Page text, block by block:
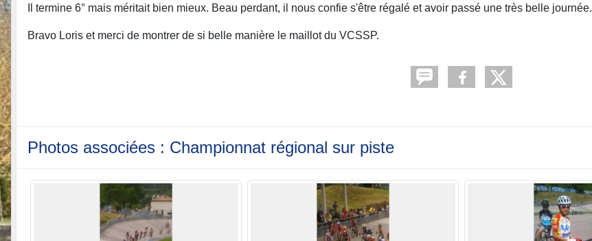
Il termine 6° mais méritait bien mieux. Beau perdant, il nous confie s'être régalé et avoir passé une très belle journée.
Bravo Loris et merci de montrer de si belle manière le maillot du VCSSP.
Photos associées : Championnat régional sur piste